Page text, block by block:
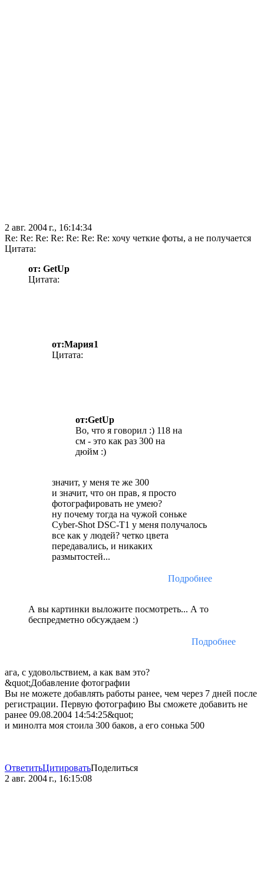
2 авг. 2004 г., 16:14:34
Re: Re: Re: Re: Re: Re: Re: хочу четкие фоты, а не получается
Цитата:
от: GetUp
Цитата:
от:Мария1
Цитата:
от:GetUp
Во, что я говорил :) 118 на
см - это как раз 300 на
дюйм :)
значит, у меня те же 300
и значит, что он прав, я просто
фотографировать не умею?
ну почему тогда на чужой соньке
Cyber-Shot DSC-T1 у меня получалось
все как у людей? четко цвета
передавались, и никаких
размытостей...
Подробнее
А вы картинки выложите посмотреть... А то
беспредметно обсуждаем :)
Подробнее
ага, с удовольствием, а как вам это?
&quot;Добавление фотографии
Вы не можете добавлять работы ранее, чем через 7 дней после
регистрации. Первую фотографию Вы сможете добавить не
ранее 09.08.2004 14:54:25&quot;
и минолта моя стоила 300 баков, а его сонька 500
ОтветитьЦитироватьПоделиться
2 авг. 2004 г., 16:15:08